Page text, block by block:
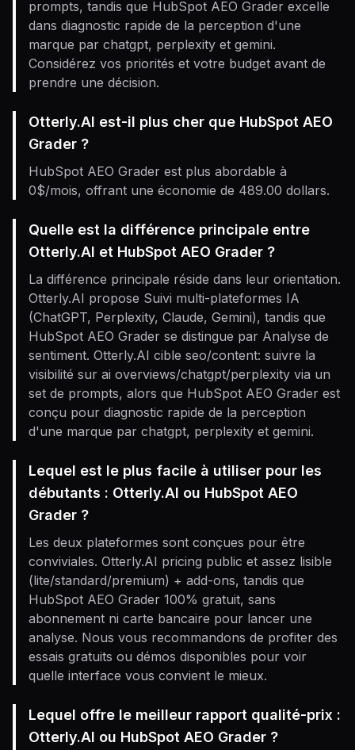
prompts, tandis que HubSpot AEO Grader excelle
dans diagnostic rapide de la perception d'une
marque par chatgpt, perplexity et gemini.
Considérez vos priorités et votre budget avant de
prendre une décision.
Otterly.AI est-il plus cher que HubSpot AEO
Grader ?
HubSpot AEO Grader est plus abordable à
0$/mois, offrant une économie de 489.00 dollars.
Quelle est la différence principale entre
Otterly.AI et HubSpot AEO Grader ?
La différence principale réside dans leur orientation.
Otterly.AI propose Suivi multi-plateformes IA
(ChatGPT, Perplexity, Claude, Gemini), tandis que
HubSpot AEO Grader se distingue par Analyse de
sentiment. Otterly.AI cible seo/content: suivre la
visibilité sur ai overviews/chatgpt/perplexity via un
set de prompts, alors que HubSpot AEO Grader est
conçu pour diagnostic rapide de la perception
d'une marque par chatgpt, perplexity et gemini.
Lequel est le plus facile à utiliser pour les
débutants : Otterly.AI ou HubSpot AEO
Grader ?
Les deux plateformes sont conçues pour être
conviviales. Otterly.AI pricing public et assez lisible
(lite/standard/premium) + add-ons, tandis que
HubSpot AEO Grader 100% gratuit, sans
abonnement ni carte bancaire pour lancer une
analyse. Nous vous recommandons de profiter des
essais gratuits ou démos disponibles pour voir
quelle interface vous convient le mieux.
Lequel offre le meilleur rapport qualité-prix :
Otterly.AI ou HubSpot AEO Grader ?